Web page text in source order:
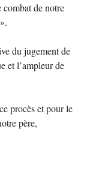
combat de notre
».
du jugement de
et l’ampleur de
procès et pour le
père,